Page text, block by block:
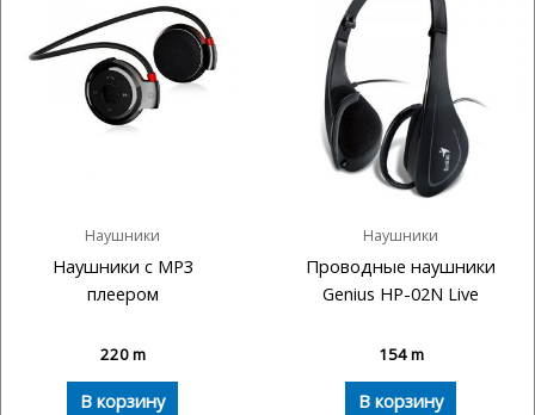
Наушники
Наушники с MP3
плеером
220m
В корзину
Наушники
Проводные наушники
Genius HP-02N Live
154m
В корзину